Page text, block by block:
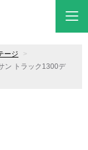
ージ
ン トラック1300デ